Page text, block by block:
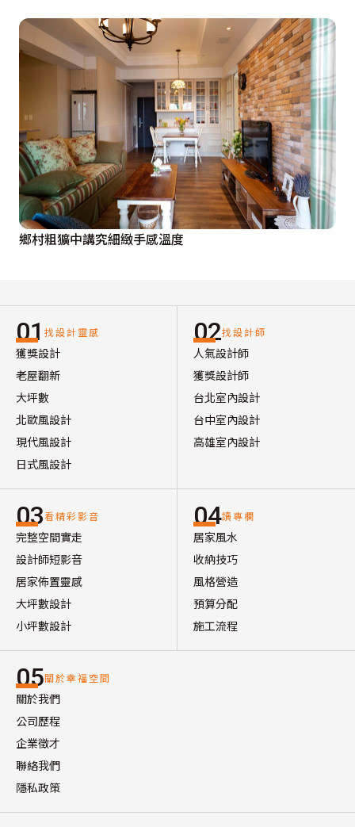
鄉村粗獷中講究細緻手感溫度
01 找設計靈感
獲獎設計
老屋翻新
大坪數
北歐風設計
現代風設計
日式風設計
02找設計師
人氣設計師
獲獎設計師
台北室內設計
台中室內設計
高雄室內設計
03看精彩影音
完整空間實走
設計師短影音
居家佈置靈感
大坪數設計
小坪數設計
04讀專欄
居家風水
收納技巧
風格營造
預算分配
施工流程
05關於幸福空間
關於我們
公司歷程
企業徵才
聯絡我們
隱私政策